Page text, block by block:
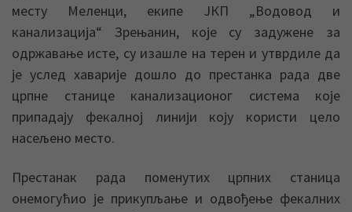
месту Меленци, екипе ЈКП „Водовод и
канализација“ Зрењанин, које су задужене за
одржавање исте, су изашле на терен и утврдиле да
је услед хаварије дошло до престанка рада две
црпне станице канализационог система које
припадају фекалној линији коју користи цело
насељено место.
Престанак рада поменутих црпних станица
онемогућио је прикупљање и одвођење фекалних